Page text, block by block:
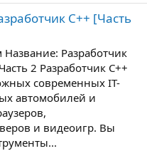
C++ [Часть
Разработчик
2 Разработчик C++
современных IT-
автомобилей и
и видеоигр. Вы